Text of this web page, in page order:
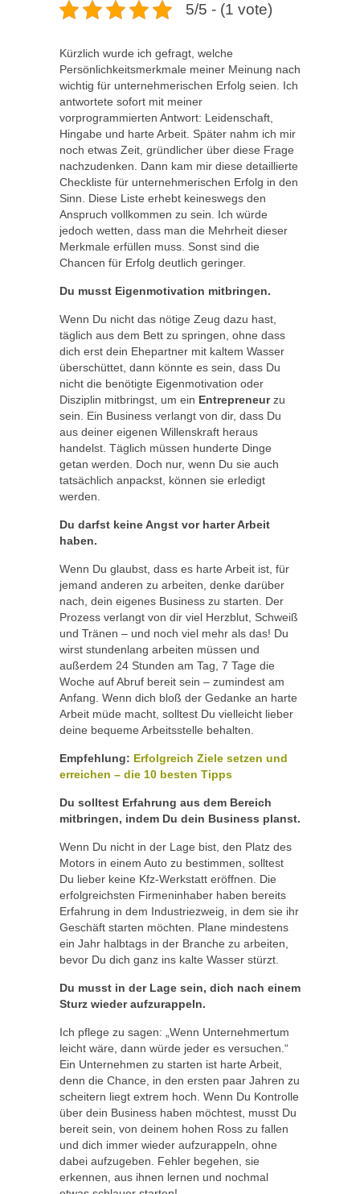
5/5 - (1 vote)
Kürzlich wurde ich gefragt, welche
Persönlichkeitsmerkmale meiner Meinung nach
wichtig für unternehmerischen Erfolg seien. Ich
antwortete sofort mit meiner
vorprogrammierten Antwort: Leidenschaft,
Hingabe und harte Arbeit. Später nahm ich mir
noch etwas Zeit, gründlicher über diese Frage
nachzudenken. Dann kam mir diese detaillierte
Checkliste für unternehmerischen Erfolg in den
Sinn. Diese Liste erhebt keineswegs den
Anspruch vollkommen zu sein. Ich würde
jedoch wetten, dass man die Mehrheit dieser
Merkmale erfüllen muss. Sonst sind die
Chancen für Erfolg deutlich geringer.
Du musst Eigenmotivation mitbringen.
Wenn Du nicht das nötige Zeug dazu hast,
täglich aus dem Bett zu springen, ohne dass
dich erst dein Ehepartner mit kaltem Wasser
überschüttet, dann könnte es sein, dass Du
nicht die benötigte Eigenmotivation oder
Disziplin mitbringst, um ein Entrepreneurzu
sein. Ein Business verlangt von dir, dass Du
aus deiner eigenen Willenskraft heraus
handelst. Täglich müssen hunderte Dinge
getan werden. Doch nur, wenn Du sie auch
tatsächlich anpackst, können sie erledigt
werden.
Du darfst keine Angst vor harter Arbeit
haben.
Wenn Du glaubst, dass es harte Arbeit ist, für
jemand anderen zu arbeiten, denke darüber
nach, dein eigenes Business zu starten. Der
Prozess verlangt von dir viel Herzblut, Schweiß
und Tränen – und noch viel mehr als das! Du
wirst stundenlang arbeiten müssen und
außerdem 24 Stunden am Tag, 7 Tage die
Woche auf Abruf bereit sein – zumindest am
Anfang. Wenn dich bloß der Gedanke an harte
Arbeit müde macht, solltest Du vielleicht lieber
deine bequeme Arbeitsstelle behalten.
Empfehlung: Erfolgreich Ziele setzen und
erreichen – die 10 besten Tipps
Du solltest Erfahrung aus dem Bereich
mitbringen, indem Du dein Business planst.
Wenn Du nicht in der Lage bist, den Platz des
Motors in einem Auto zu bestimmen, solltest
Du lieber keine Kfz-Werkstatt eröffnen. Die
erfolgreichsten Firmeninhaber haben bereits
Erfahrung in dem Industriezweig, in dem sie ihr
Geschäft starten möchten. Plane mindestens
ein Jahr halbtags in der Branche zu arbeiten,
bevor Du dich ganz ins kalte Wasser stürzt.
Du musst in der Lage sein, dich nach einem
Sturz wieder aufzurappeln.
Ich pflege zu sagen: „Wenn Unternehmertum
leicht wäre, dann würde jeder es versuchen.“
Ein Unternehmen zu starten ist harte Arbeit,
denn die Chance, in den ersten paar Jahren zu
scheitern liegt extrem hoch. Wenn Du Kontrolle
über dein Business haben möchtest, musst Du
bereit sein, von deinem hohen Ross zu fallen
und dich immer wieder aufzurappeln, ohne
dabei aufzugeben. Fehler begehen, sie
erkennen, aus ihnen lernen und nochmal